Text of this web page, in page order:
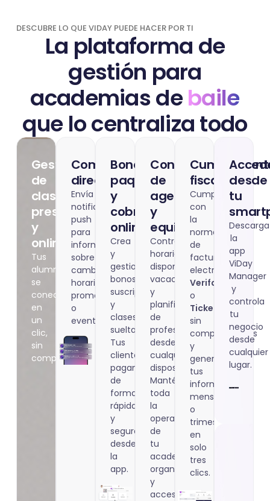
DESCUBRE LO QUE VIDAY PUEDE HACER POR TI
La plataforma de
gestión para
academias debaile
que lo centraliza todo
Gestión
de
clases
presenciales
y
online
Tus
alumnos
se
conectan
en
un
clic,
sin
complicaciones.
Comunicación
directa
Envía
notificaciones
push
para
informar
sobre
cambios,
horarios,
promociones
o
eventos.
Bonos,
paquetes
y
cobros
online
Crea
y
gestiona
bonos,
suscripciones
y
clases
sueltas.
Tus
clientes
pagan
de
forma
rápida
y
segura
desde
la
app.
Control
de
agenda
y
equipo
Controla
horarios,
disponibilidad,
vacaciones
y
planificación
de
profesores
desde
cualquier
dispositivo.
Mantén
toda
la
operativa
de
tu
academia
organizada
y
accesible.
fiscal
Cumple
con
la
normativa
de
facturación
electrónica
Verifactu
o
TicketBai,
sin
complicaciones
y
genera
tus
informes
mensuales
o
trimestrales
en
solo
tres
clics.
desde
tu
Descarga
la
app
ViDay
Manager
y
controla
tu
negocio
desde
cualquier
lugar.